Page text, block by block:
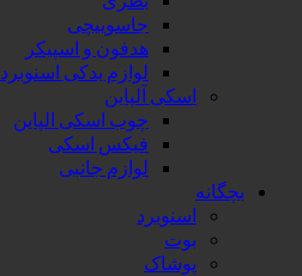
جاسوییچی
هدفون و اسپیکر
لوازم یدکی اسنوبرد
اسکی آلپاین
چوب اسکی الپاین
فیکس اسکی
لوازم جانبی
بچگانه
اسنوبرد
بوت
پوشاک